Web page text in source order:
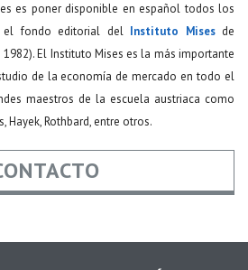
es poner disponible en español todos los
fondo editorial del Instituto Misesde
El Instituto Mises es la más importante
de la economía de mercado en todo el
maestros de la escuela austriaca como
Hayek, Rothbard, entre otros.